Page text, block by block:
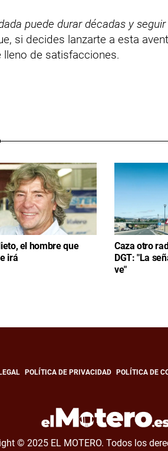
puede durar décadas y seguir
si decides lanzarte a esta
lleno de satisfacciones.
el hombre que
irá
Caza otro
DGT: "La
ve"
POLÍTICA DE PRIVACIDAD POLÍTICA DE
© 2025 EL MOTERO. Todos los